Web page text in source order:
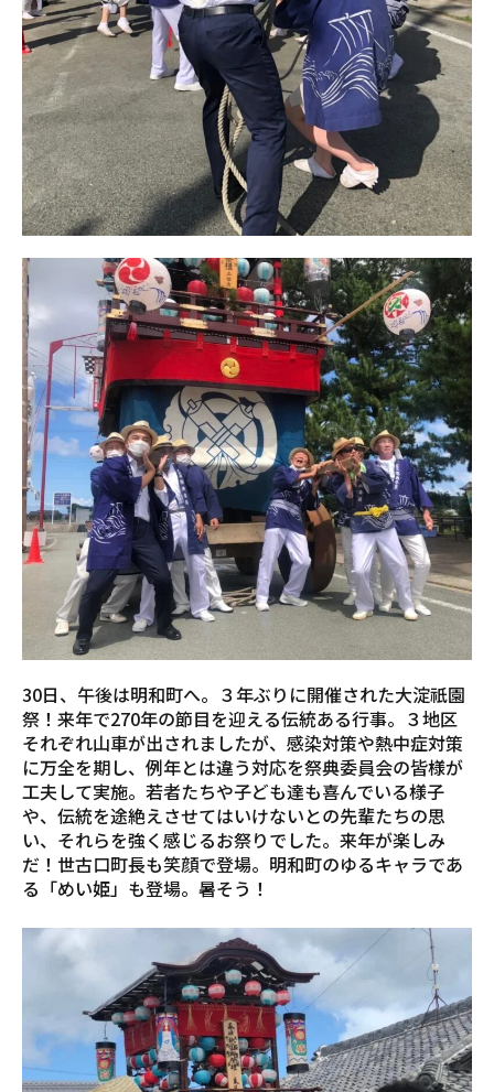
30日、午後は明和町へ。３年ぶりに開催された大淀祇園
祭！来年で270年の節目を迎える伝統ある行事。３地区
それぞれ山車が出されましたが、感染対策や熱中症対策
に万全を期し、例年とは違う対応を祭典委員会の皆様が
工夫して実施。若者たちや子ども達も喜んでいる様子
や、伝統を途絶えさせてはいけないとの先輩たちの思
い、それらを強く感じるお祭りでした。来年が楽しみ
だ！世古口町長も笑顔で登場。明和町のゆるキャラであ
る「めい姫」も登場。暑そう！